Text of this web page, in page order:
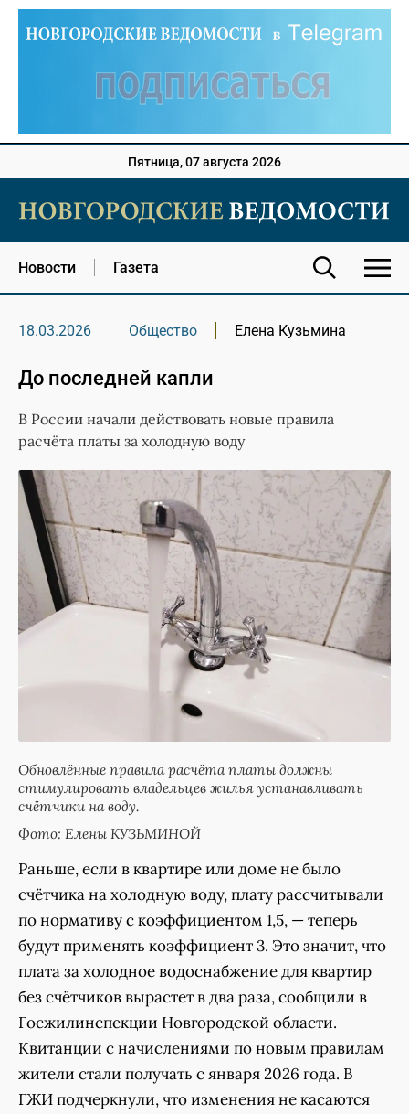
Пятница, 07 августа 2026
Новости Газета
18.03.2026 Общество Елена Кузьмина
До последней капли
В России начали действовать новые правила
расчёта платы за холодную воду
Обновлённые правила расчёта платы должны
стимулировать владельцев жилья устанавливать
счётчики на воду.
Фото: Елены КУЗЬМИНОЙ
Раньше, если в квартире или доме не было
счётчика на холодную воду, плату рассчитывали
по нормативу с коэффициентом 1,5, — теперь
будут применять коэффициент 3. Это значит, что
плата за холодное водоснабжение для квартир
без счётчиков вырастет в два раза, сообщили в
Госжилинспекции Новгородской области.
Квитанции с начислениями по новым правилам
жители стали получать с января 2026 года. В
ГЖИ подчеркнули, что изменения не касаются